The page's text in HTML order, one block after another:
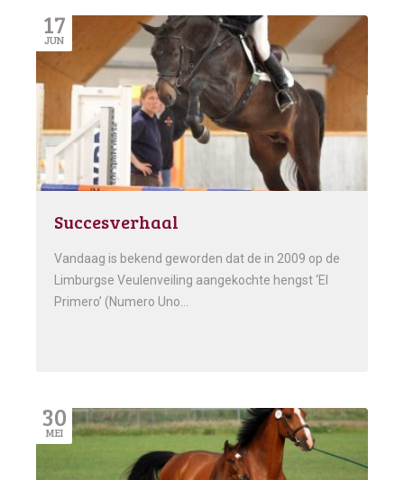
17
JUN
Succesverhaal
Vandaag is bekend geworden dat de in 2009 op de
Limburgse Veulenveiling aangekochte hengst ‘El
Primero’ (Numero Uno…
30
MEI